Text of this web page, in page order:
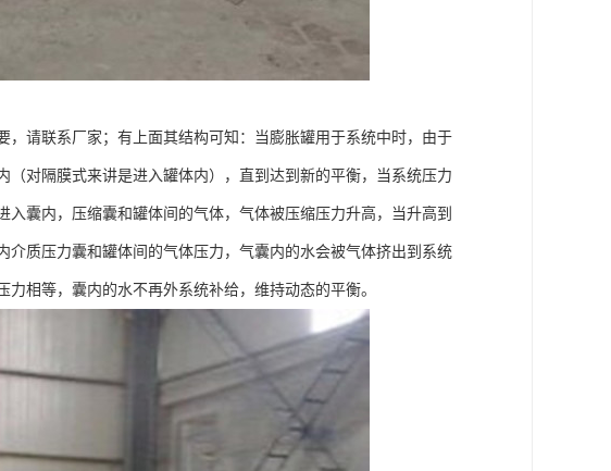
请联系厂家；有上面其结构可知：当膨胀罐用于系统中时，由于
对隔膜式来讲是进入罐体内），直到达到新的平衡，当系统压力
囊内，压缩囊和罐体间的气体，气体被压缩压力升高，当升高到
质压力囊和罐体间的气体压力，气囊内的水会被气体挤出到系统
相等，囊内的水不再外系统补给，维持动态的平衡。